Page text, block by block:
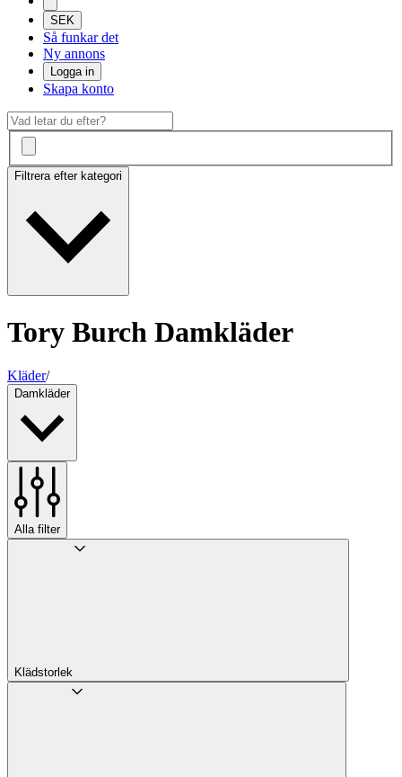
SEK
Så funkar det
Ny annons
Logga in
Skapa konto
Filtrera efter kategori
Tory Burch Damkläder
Kläder/
Damkläder
Alla filter
Klädstorlek